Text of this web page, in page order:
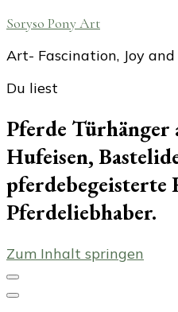
Soryso Pony Art
Art- Fascination, Joy
Du liest
Pferde Türhänger
Hufeisen,
pferdebegeisterte
Pferdeliebhaber.
Zum Inhalt springen